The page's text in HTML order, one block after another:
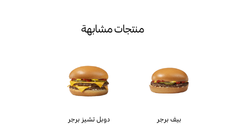
منتجات مشابهة
بيف برجر دوبل تشيز برجر